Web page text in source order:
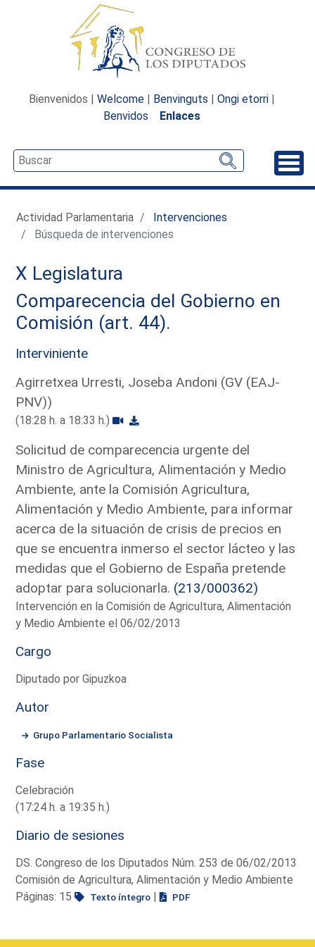
Bienvenidos | Welcome | Benvinguts | Ongi etorri |
Benvidos
Enlaces
Actividad Parlamentaria
Intervenciones
Búsqueda de intervenciones
X Legislatura
Comparecencia del Gobierno en
Comisión (art. 44).
Interviniente
Agirretxea Urresti, Joseba Andoni (GV (EAJ-
PNV))
(18:28 h. a 18:33 h.)
Solicitud de comparecencia urgente del
Ministro de Agricultura, Alimentación y Medio
Ambiente, ante la Comisión Agricultura,
Alimentación y Medio Ambiente, para informar
acerca de la situación de crisis de precios en
que se encuentra inmerso el sector lácteo y las
medidas que el Gobierno de España pretende
adoptar para solucionarla. (213/000362)
Intervención en la Comisión de Agricultura, Alimentación
y Medio Ambiente el 06/02/2013
Cargo
Diputado por Gipuzkoa
Autor
Grupo Parlamentario Socialista
Fase
Celebración
(17:24 h. a 19:35 h.)
Diario de sesiones
DS. Congreso de los Diputados Núm. 253 de 06/02/2013
Comisión de Agricultura, Alimentación y Medio Ambiente
Páginas: 15
Texto íntegro | PDF